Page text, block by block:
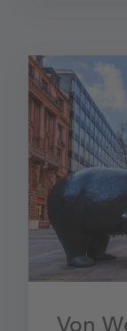
Von